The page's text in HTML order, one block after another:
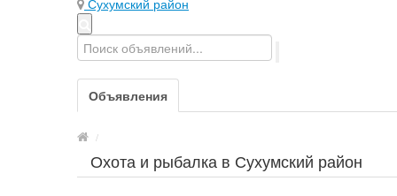
Сухумский район
Объявления
/
Охота и рыбалка в Сухумский район